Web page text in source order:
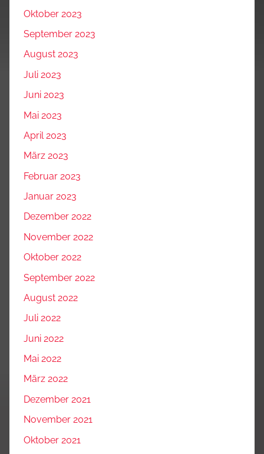
Oktober 2023
September 2023
August 2023
Juli 2023
Juni 2023
Mai 2023
April 2023
März 2023
Februar 2023
Januar 2023
Dezember 2022
November 2022
Oktober 2022
September 2022
August 2022
Juli 2022
Juni 2022
Mai 2022
März 2022
Dezember 2021
November 2021
Oktober 2021